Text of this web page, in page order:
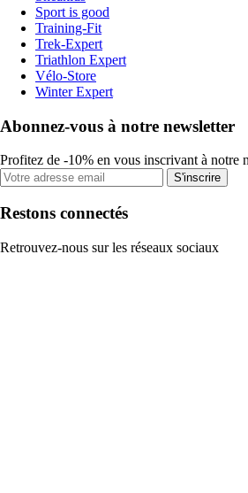
Sport is good
Training-Fit
Trek-Expert
Triathlon Expert
Vélo-Store
Winter Expert
Abonnez-vous à notre newsletter
Profitez de -10% en vous inscrivant à notre
S'inscrire
Restons connectés
Retrouvez-nous sur les réseaux sociaux